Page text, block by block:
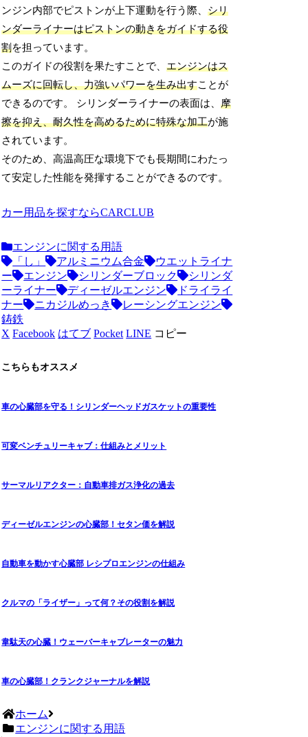
ンジン内部でピストンが上下運動を行う際、シリ
ンダーライナーはピストンの動きをガイドする役
割を担っています。
このガイドの役割を果たすことで、エンジンはス
ムーズに回転し、力強いパワーを生み出すことが
できるのです。 シリンダーライナーの表面は、摩
擦を抑え、耐久性を高めるために特殊な加工が施
されています。
そのため、高温高圧な環境下でも長期間にわたっ
て安定した性能を発揮することができるのです。
カー用品を探すならCARCLUB
エンジンに関する用語
「し」
アルミニウム合金
ウエットライナ
ー
エンジン シリンダーブロック
シリンダ
ーライナー
ディーゼルエンジン
ドライライ
ナー
ニカジルめっき
レーシングエンジン
鋳鉄
X Facebook はてブ Pocket LINE コピー
こちらもオススメ
車の心臓部を守る！シリンダーヘッドガスケットの重要性
可変ベンチュリーキャブ：仕組みとメリット
サーマルリアクター：自動車排ガス浄化の過去
ディーゼルエンジンの心臓部！セタン価を解説
自動車を動かす心臓部 レシプロエンジンの仕組み
クルマの「ライザー」って何？その役割を解説
韋駄天の心臓！ウェーバーキャブレーターの魅力
車の心臓部！クランクジャーナルを解説
ホーム
エンジンに関する用語